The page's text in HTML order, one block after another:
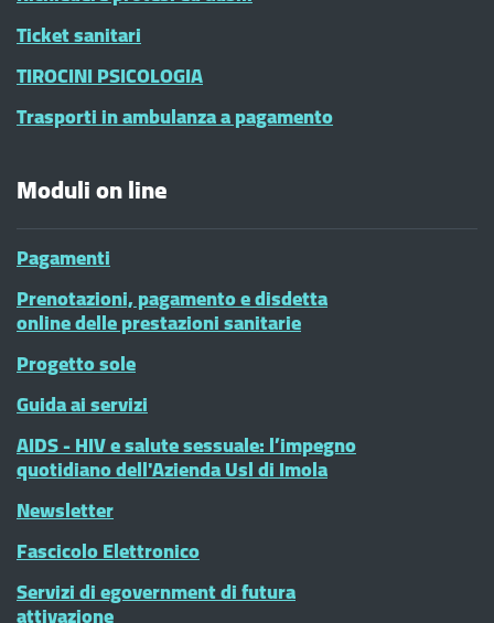
Ticket sanitari
TIROCINI PSICOLOGIA
Trasporti in ambulanza a pagamento
Moduli on line
Pagamenti
Prenotazioni, pagamento e disdetta
online delle prestazioni sanitarie
Progetto sole
Guida ai servizi
AIDS - HIV e salute sessuale: l’impegno
quotidiano dell'Azienda Usl di Imola
Newsletter
Fascicolo Elettronico
Servizi di egovernment di futura